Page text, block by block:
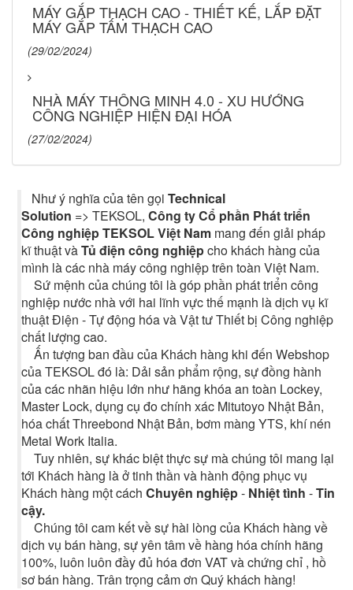
MÁY GẮP THẠCH CAO - THIẾT KẾ, LẮP ĐẶT
MÁY GẮP TẤM THẠCH CAO
(29/02/2024)
NHÀ MÁY THÔNG MINH 4.0 - XU HƯỚNG
CÔNG NGHIỆP HIỆN ĐẠI HÓA
(27/02/2024)
Như ý nghĩa của tên gọiTechnical
Solution => TEKSOL,Công ty Cổ phần Phát triển
Công nghiệp TEKSOL Việt Nam mang đến giải pháp
kĩ thuật vàTủ điện công nghiệpcho khách hàng của
mình là các nhà máy công nghiệp trên toàn Việt Nam.
Sứ mệnh của chúng tôi là góp phần phát triển công
nghiệp nước nhà với hai lĩnh vực thế mạnh là dịch vụ kĩ
thuật Điện - Tự động hóa và Vật tư Thiết bị Công nghiệp
chất lượng cao.
Ấn tượng ban đầu của Khách hàng khi đến Webshop
của TEKSOL đó là: Dải sản phẩm rộng, sự đồng hành
của các nhãn hiệu lớn như hãng khóa an toàn Lockey,
Master Lock, dụng cụ đo chính xác Mitutoyo Nhật Bản,
hóa chất Threebond Nhật Bản, bơm màng YTS, khí nén
Metal Work Italia.
Tuy nhiên, sự khác biệt thực sự mà chúng tôi mang lại
tới Khách hàng là ở tinh thần và hành động phục vụ
Khách hàng một cáchChuyên nghiệp- Nhiệt tình -Tin
cậy.
Chúng tôi cam kết về sự hài lòng của Khách hàng về
dịch vụ bán hàng, sự yên tâm về hàng hóa chính hãng
100%, luôn luôn đầy đủ hóa đơn VAT và chứng chỉ , hồ
sơ bán hàng. Trân trọng cảm ơn Quý khách hàng!